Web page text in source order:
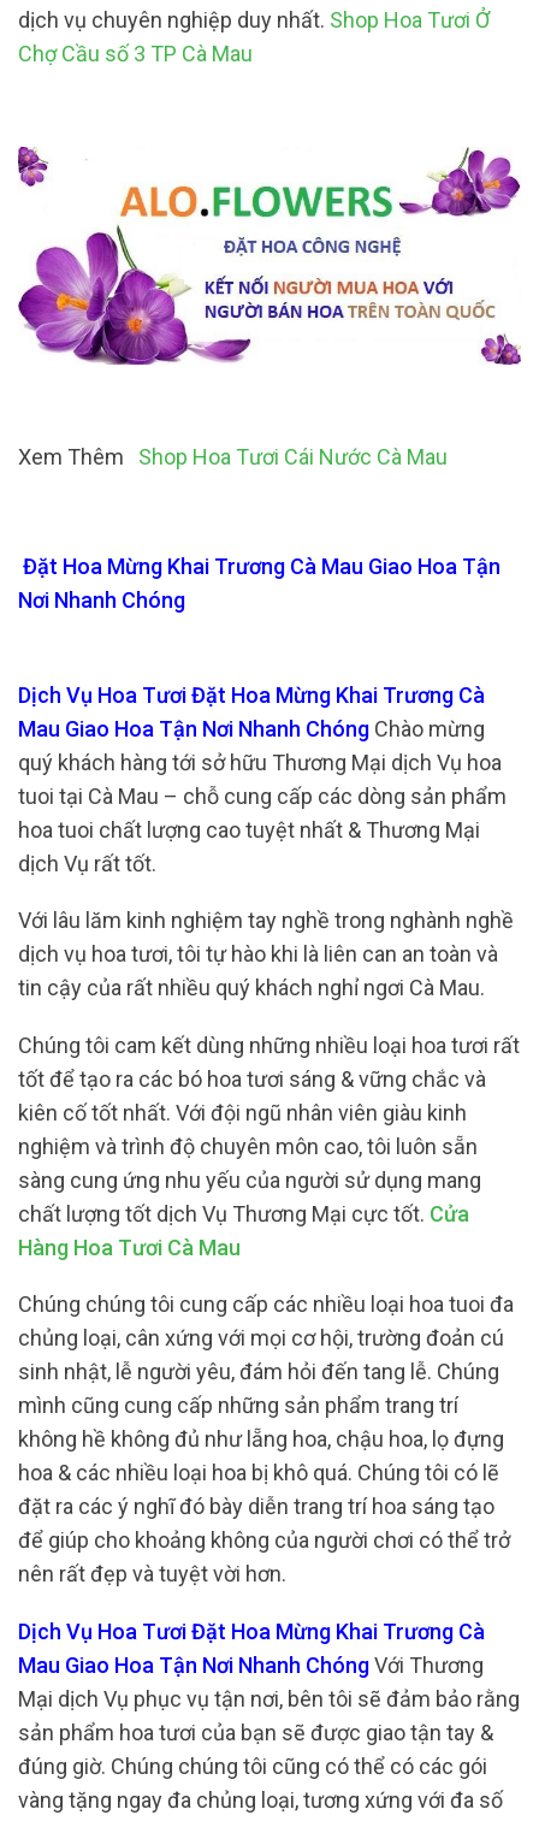
dịch vụ chuyên nghiệp duy nhất. Shop Hoa Tươi Ở
Chợ Cầu số 3 TP Cà Mau
Xem Thêm Shop Hoa Tươi Cái Nước Cà Mau
Đặt Hoa Mừng Khai Trương Cà Mau Giao Hoa Tận
Nơi Nhanh Chóng
Dịch Vụ Hoa Tươi Đặt Hoa Mừng Khai Trương Cà
Mau Giao Hoa Tận Nơi Nhanh Chóng Chào mừng
quý khách hàng tới sở hữu Thương Mại dịch Vụ hoa
tuoi tại Cà Mau – chỗ cung cấp các dòng sản phẩm
hoa tuoi chất lượng cao tuyệt nhất & Thương Mại
dịch Vụ rất tốt.
Với lâu lăm kinh nghiệm tay nghề trong nghành nghề
dịch vụ hoa tươi, tôi tự hào khi là liên can an toàn và
tin cậy của rất nhiều quý khách nghỉ ngơi Cà Mau.
Chúng tôi cam kết dùng những nhiều loại hoa tươi rất
tốt để tạo ra các bó hoa tươi sáng & vững chắc và
kiên cố tốt nhất. Với đội ngũ nhân viên giàu kinh
nghiệm và trình độ chuyên môn cao, tôi luôn sẵn
sàng cung ứng nhu yếu của người sử dụng mang
chất lượng tốt dịch Vụ Thương Mại cực tốt. Cửa
Hàng Hoa Tươi Cà Mau
Chúng chúng tôi cung cấp các nhiều loại hoa tuoi đa
chủng loại, cân xứng với mọi cơ hội, trường đoản cú
sinh nhật, lễ người yêu, đám hỏi đến tang lễ. Chúng
mình cũng cung cấp những sản phẩm trang trí
không hề không đủ như lẵng hoa, chậu hoa, lọ đựng
hoa & các nhiều loại hoa bị khô quá. Chúng tôi có lẽ
đặt ra các ý nghĩ đó bày diễn trang trí hoa sáng tạo
để giúp cho khoảng không của người chơi có thể trở
nên rất đẹp và tuyệt vời hơn.
Dịch Vụ Hoa Tươi Đặt Hoa Mừng Khai Trương Cà
Mau Giao Hoa Tận Nơi Nhanh ChóngVới Thương
Mại dịch Vụ phục vụ tận nơi, bên tôi sẽ đảm bảo rằng
sản phẩm hoa tươi của bạn sẽ được giao tận tay &
đúng giờ. Chúng chúng tôi cũng có thể có các gói
vàng tặng ngay đa chủng loại, tương xứng với đa số